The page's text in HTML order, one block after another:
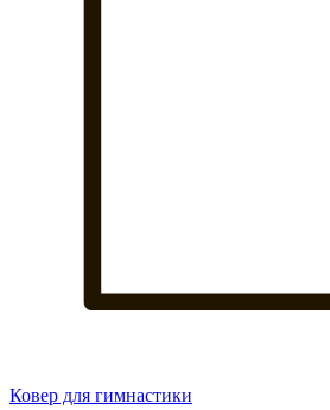
Ковер для гимнастики